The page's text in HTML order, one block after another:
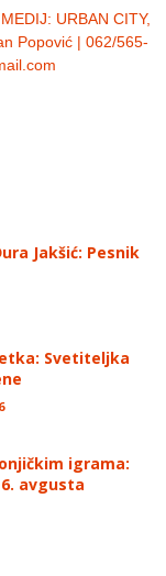
URBAN CITY,
Popović | 062/565-
Jakšić: Pesnik
Svetiteljka
igrama:
avgusta